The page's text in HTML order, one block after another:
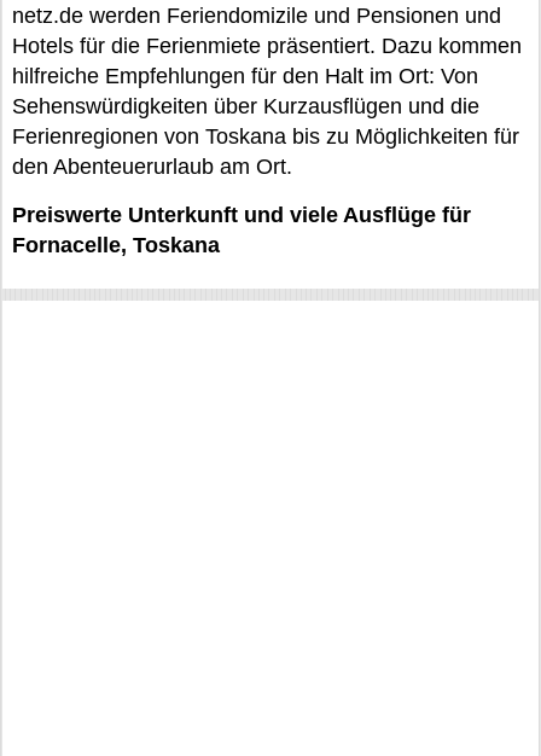
netz.de werden Feriendomizile und Pensionen und
Hotels für die Ferienmiete präsentiert. Dazu kommen
hilfreiche Empfehlungen für den Halt im Ort: Von
Sehenswürdigkeiten über Kurzausflügen und die
Ferienregionen von Toskana bis zu Möglichkeiten für
den Abenteuerurlaub am Ort.
Preiswerte Unterkunft und viele Ausflüge für
Fornacelle, Toskana